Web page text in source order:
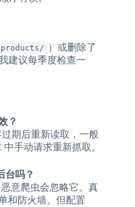
products/ ）或删除了
建议每季度检查一
？
期后重新读取，一般
手动请求重新抓取。
台吗？
意爬虫会忽略它。真
和防火墙。但配置